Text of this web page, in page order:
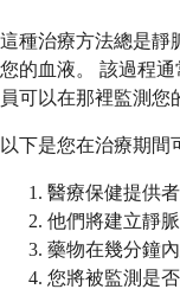
這種治療方法總是靜
您的血液。 該過程
員可以在那裡監測您
以下是您在治療期間
醫療保健提供
他們將建立靜
藥物在幾分鐘
您將被監測是